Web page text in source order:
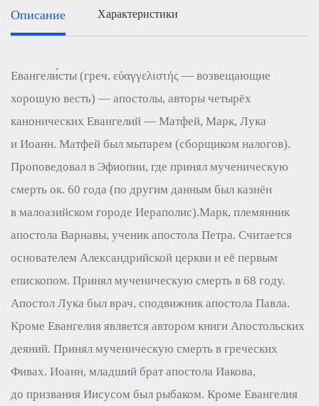
Описание Характеристики
Евангели́сты (греч. εύαγγελιστής — возвещающие
хорошую весть) — апостолы, авторы четырёх
канонических Евангелий — Матфей, Марк, Лука
и Иоанн. Матфей был мытарем (сборщиком налогов).
Проповедовал в Эфиопии, где принял мученическую
смерть ок. 60 года (по другим данным был казнён
в малоазийском городе Иераполис).Марк, племянник
апостола Варнавы, ученик апостола Петра. Считается
основателем Александрийской церкви и её первым
епископом. Принял мученическую смерть в 68 году.
Апостол Лука был врач, сподвижник апостола Павла.
Кроме Евангелия является автором книги Апостольских
деяний. Принял мученическую смерть в греческих
Фивах. Иоанн, младший брат апостола Иакова,
до призвания Иисусом был рыбаком. Кроме Евангелия